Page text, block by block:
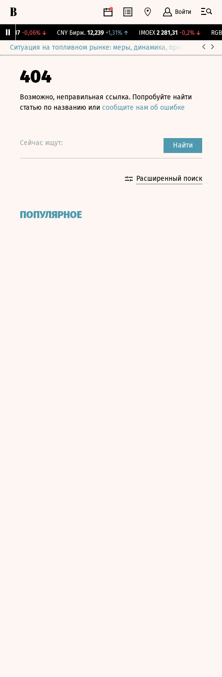
Войти
-0,06%↓ CNY Бирж. 12,239 +1,31% ↑ IMOEX 2 281,31 -0,2%↓
Ситуация на топливном рынке: меры, динамика, прогнозы
404
Возможно, неправильная ссылка. Попробуйте найти
статью по названию или сообщите нам об ошибке
Сейчас ищут: Найти
Расширенный поиск
ПОПУЛЯРНОЕ